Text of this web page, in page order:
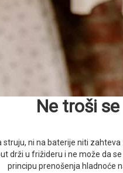
Ne troši se
struju, ni na baterije niti
drži u frižideru i ne može da
principu prenošenja hladnoće